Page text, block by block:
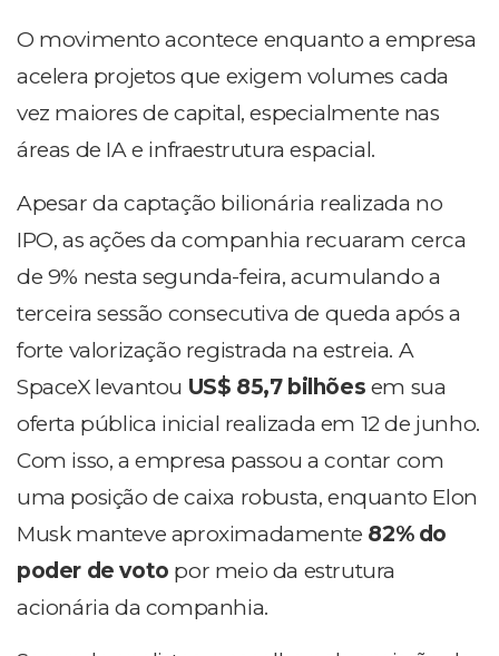
O movimento acontece enquanto a empresa
acelera projetos que exigem volumes cada
vez maiores de capital, especialmente nas
áreas de IA e infraestrutura espacial.
Apesar da captação bilionária realizada no
IPO, as ações da companhia recuaram cerca
de 9% nesta segunda-feira, acumulando a
terceira sessão consecutiva de queda após a
forte valorização registrada na estreia. A
SpaceX levantou US$ 85,7 bilhões em sua
oferta pública inicial realizada em 12 de junho.
Com isso, a empresa passou a contar com
uma posição de caixa robusta, enquanto Elon
Musk manteve aproximadamente 82% do
poder de voto por meio da estrutura
acionária da companhia.